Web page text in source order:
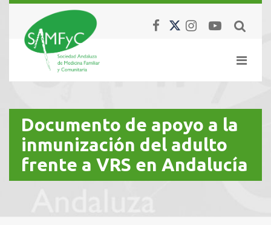
Documento de apoyo a la
inmunización del adulto
frente a VRS en Andalucía